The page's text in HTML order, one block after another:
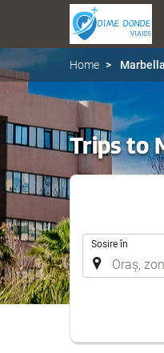
Home Marbella
Trips to
Sosire în